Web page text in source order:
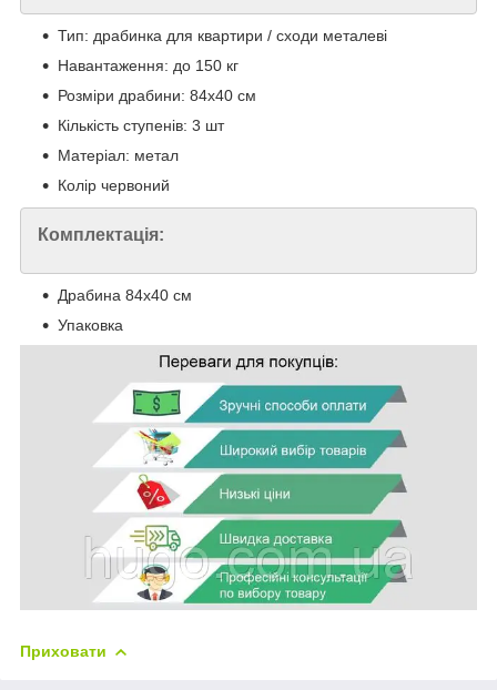
Тип: драбинка для квартири / сходи металеві
Навантаження: до 150 кг
Розміри драбини: 84х40 см
Кількість ступенів: 3 шт
Матеріал: метал
Колір червоний
Комплектація:
Драбина 84х40 см
Упаковка
Приховати